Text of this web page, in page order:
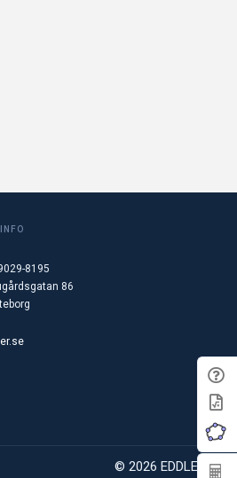
8195
86
© 2026 EDDLER AB